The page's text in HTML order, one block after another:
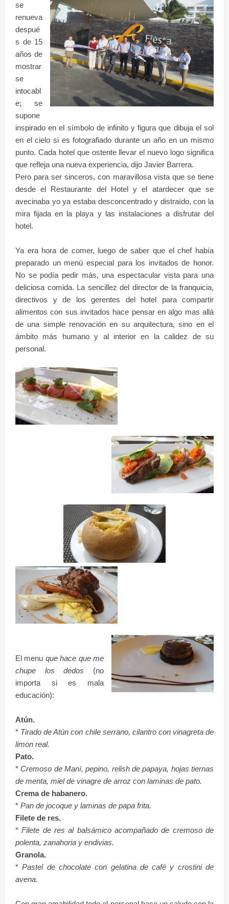
se
renueva
despué
s de 15
años de
mostrar
se
intocabl
e; se
supone
inspirado en el símbolo de infinito y figura que dibuja el sol
en el cielo si es fotografiado durante un año en un mismo
punto. Cada hotel que ostente llevar el nuevo logo significa
que refleja una nueva experiencia, dijo Javier Barrera.
Pero para ser sinceros, con maravillosa vista que se tiene
desde el Restaurante del Hotel y el atardecer que se
avecinaba yo ya estaba desconcentrado y distraído, con la
mira fijada en la playa y las instalaciones a disfrutar del
hotel.
Ya era hora de comer, luego de saber que el chef había
preparado un menú especial para los invitados de honor.
No se podía pedir más, una espectacular vista para una
deliciosa comida. La sencillez del director de la franquicia,
directivos y de los gerentes del hotel para compartir
alimentos con sus invitados hace pensar en algo mas allá
de una simple renovación en su arquitectura, sino en el
ámbito más humano y al interior en la calidez de su
personal.
El menu que hace que me
chupe los dedos (no
importa si es mala
educación):
Atún.
* Tirado de Atún con chile serrano, cilantro con vinagreta de
limon real.
Pato.
*Cremoso de Maní, pepino, relish de papaya, hojas tiernas
de menta, miel de vinagre de arroz con laminas de pato.
Crema de habanero.
* Pan de jocoque y laminas de papa frita.
Filete de res.
*Filete de res al balsámico acompañado de cremoso de
polenta, zanahoria y endivias.
Granola.
*Pastel de chocolate con gelatina de café y crostini de
avena.